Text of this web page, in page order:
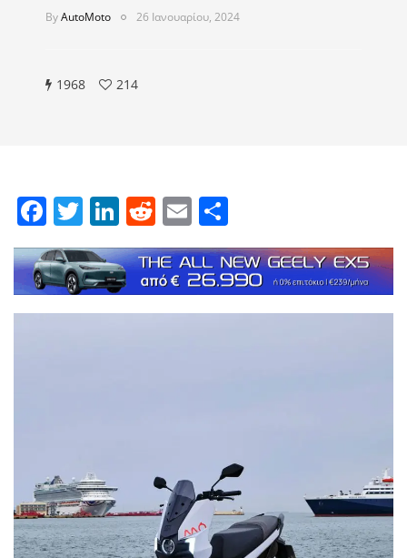
ByAutoMoto 26 Ιανουαρίου, 2024
1968 214
Facebook
Twitter
LinkedIn
Reddit
Email